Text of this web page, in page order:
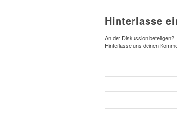
Hinterlasse
An der Diskussion beteiligen?
Hinterlasse uns deinen